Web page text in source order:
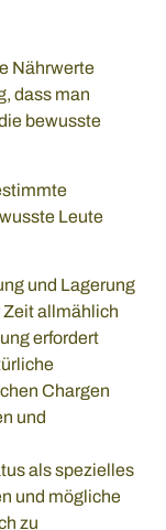
Nährwerte
dass man
bewusste
Leute
und Lagerung
Zeit allmählich
erfordert
Chargen
und
als spezielles
und mögliche
zu